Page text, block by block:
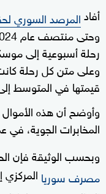
أفادالمرصد السوري
رحلة أسبوعية إلى
وعلى متن كل رحلة
قيمتها في المتوسط إلى 20 مليون دولار
وأوضح أن هذه
المخابرات الجوية، في
وبحسب الوثيقة فإن
مصرف سوريا